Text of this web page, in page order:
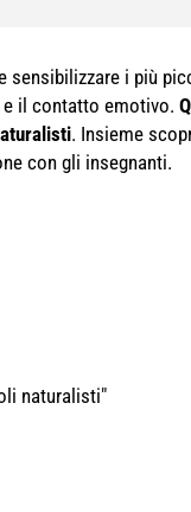
i più
il contatto emotivo.
. Insieme
con gli insegnanti.
naturalisti"